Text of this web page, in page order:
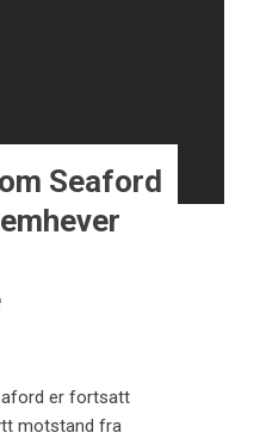
Seaford
er fortsatt
motstand fra